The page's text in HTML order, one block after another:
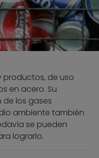
productos, de uso
en acero. Su
de los gases
ambiente también
se pueden
lograrlo.